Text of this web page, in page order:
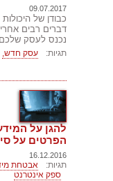
09.07.2017
כבודן של
דברים רבים
נכנס לעסק שלכם
תגיות: עסק חדש,
להגן על
הפרטים על
16.12.2016
תגיות: אבטחת
ספק אינטרנט